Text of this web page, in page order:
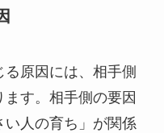
原因には、相手側
す。相手側の要因
い人の育ち」が関係